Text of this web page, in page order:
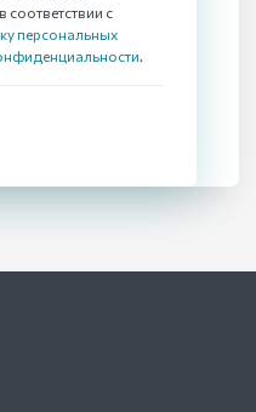
соответствии с
персональных